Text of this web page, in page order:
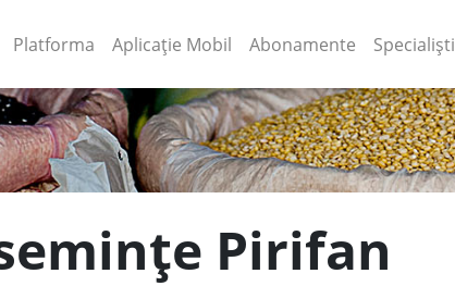
Platforma (current)
Aplicație Mobil (current)
Abonamente Specialiști
Pirifan